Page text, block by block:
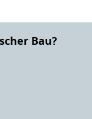
Bau?